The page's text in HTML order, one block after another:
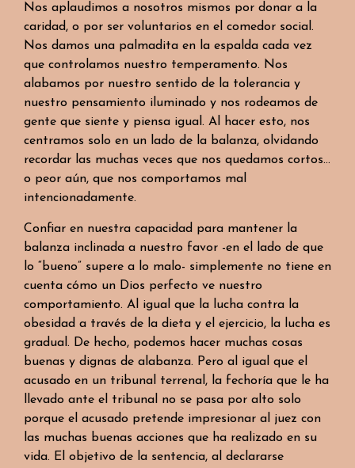
Nos aplaudimos a nosotros mismos por donar a la
caridad, o por ser voluntarios en el comedor social.
Nos damos una palmadita en la espalda cada vez
que controlamos nuestro temperamento. Nos
alabamos por nuestro sentido de la tolerancia y
nuestro pensamiento iluminado y nos rodeamos de
gente que siente y piensa igual. Al hacer esto, nos
centramos solo en un lado de la balanza, olvidando
recordar las muchas veces que nos quedamos cortos…
o peor aún, que nos comportamos mal
intencionadamente.
Confiar en nuestra capacidad para mantener la
balanza inclinada a nuestro favor -en el lado de que
lo “bueno” supere a lo malo- simplemente no tiene en
cuenta cómo un Dios perfecto ve nuestro
comportamiento. Al igual que la lucha contra la
obesidad a través de la dieta y el ejercicio, la lucha es
gradual. De hecho, podemos hacer muchas cosas
buenas y dignas de alabanza. Pero al igual que el
acusado en un tribunal terrenal, la fechoría que le ha
llevado ante el tribunal no se pasa por alto solo
porque el acusado pretende impresionar al juez con
las muchas buenas acciones que ha realizado en su
vida. El objetivo de la sentencia, al declararse